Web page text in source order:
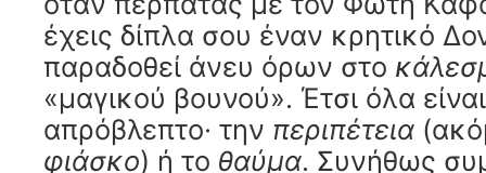
έχεις δίπλα σου έναν κρητικό
παραδοθεί άνευ όρων στο
«μαγικού βουνού». Έτσι όλα
απρόβλεπτο· την περιπέτεια
φιάσκο) ή το θαύμα. Συνήθως